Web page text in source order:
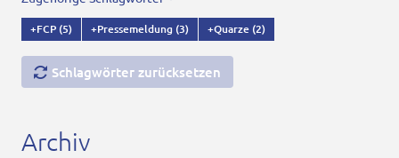
+FCP (5) +Pressemeldung (3) +Quarze (2)
Schlagwörter zurücksetzen
Archiv